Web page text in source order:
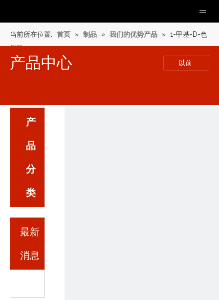
当前所在位置: 首页 » 制品 » 我们的优势产品 » 1-甲基-D-色
氨酸
产品中心 以前
产
品
分
类
最新
消息